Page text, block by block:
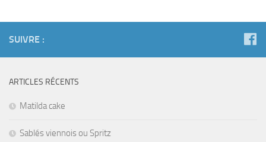
SUIVRE :
ARTICLES RÉCENTS
Matilda cake
Sablés viennois ou Spritz